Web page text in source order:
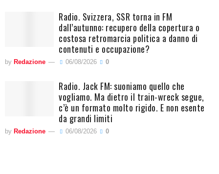
Radio. Svizzera, SSR torna in FM
dall’autunno: recupero della copertura o
costosa retromarcia politica a danno di
contenuti e occupazione?
by Redazione 06/08/2026 0
Radio. Jack FM: suoniamo quello che
vogliamo. Ma dietro il train-wreck segue,
c’è un formato molto rigido. E non esente
da grandi limiti
by Redazione 06/08/2026 0